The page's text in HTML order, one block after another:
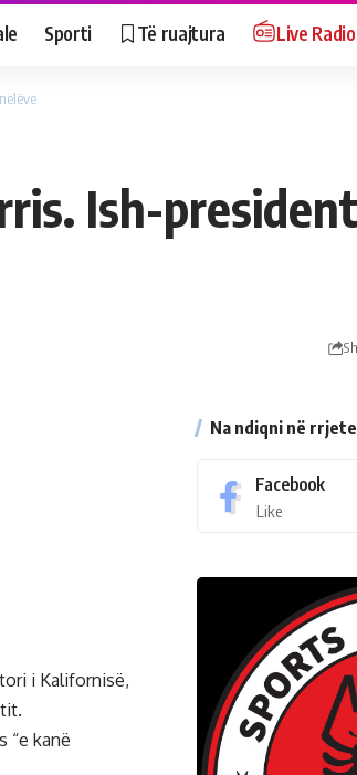
Sporti Të ruajtura Live Radio
Ish-
i Kalifornisë,
“e kanë
Na ndiqni në
Facebook
Like